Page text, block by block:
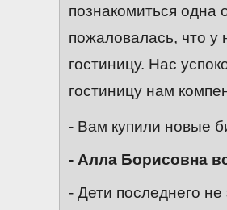
познакомиться
пожаловалась, что у
гостиницу. Нас
гостиницу нам
- Вам купили новые
- Алла Борисовна
- Дети последнего